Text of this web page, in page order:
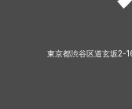
東京都渋谷区道玄坂2-